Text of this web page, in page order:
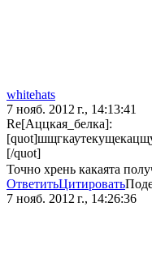
whitehats
7 нояб. 2012 г., 14:13:41
Re[Аццкая_белка]:
[/quot]
Точно хрень какаята
ОтветитьЦитировать
7 нояб. 2012 г., 14:26:36